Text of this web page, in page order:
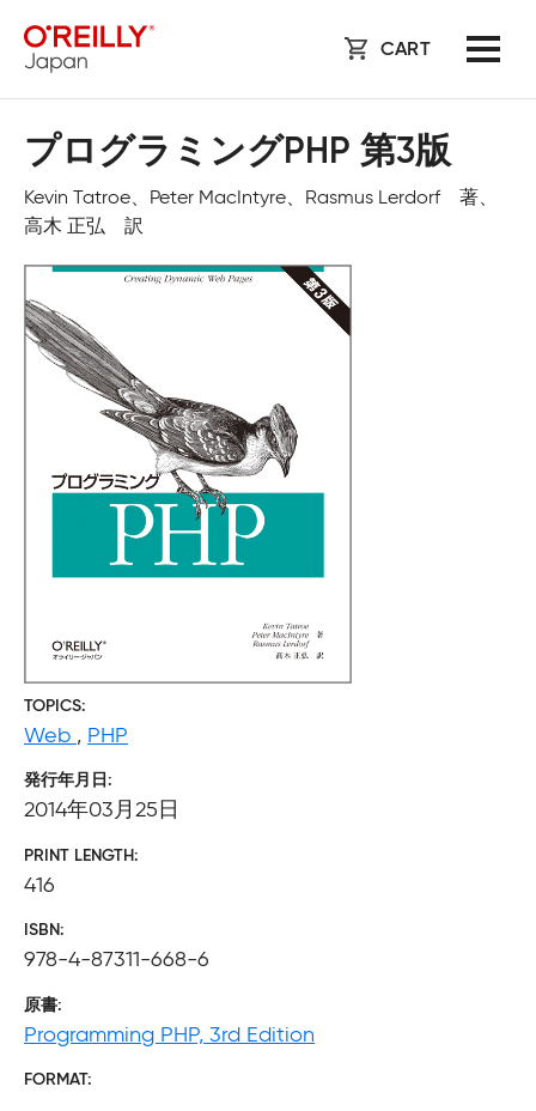
CART
プログラミングPHP 第3版
Kevin Tatroe、Peter MacIntyre、Rasmus Lerdorf 著、
高木 正弘 訳
TOPICS
Web , PHP
発行年月日
2014年03月25日
PRINT LENGTH
416
ISBN
978-4-87311-668-6
原書
Programming PHP, 3rd Edition
FORMAT